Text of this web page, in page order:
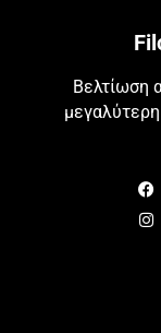
Βελτίωση